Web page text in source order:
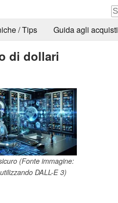
/ Tips Guida agli acquisti
di dollari
(Fonte immagine:
DALL-E 3)